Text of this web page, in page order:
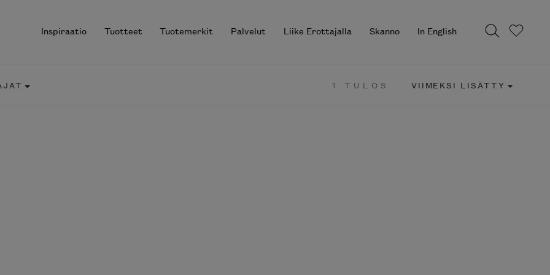
Inspiraatio Tuotteet Tuotemerkit Palvelut Liike Erottajalla Skanno In English
1 TULOS VIIMEKSI LISÄTTY